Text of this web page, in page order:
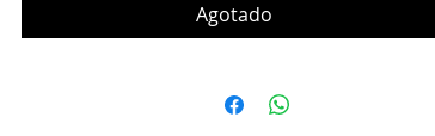
Agotado